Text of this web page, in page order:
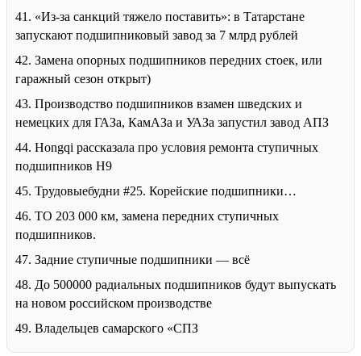
41. «Из-за санкций тяжело поставить»: в Татарстане
запускают подшипниковый завод за 7 млрд рублей
42. Замена опорных подшипников передних стоек, или
гаражный сезон открыт)
43. Производство подшипников взамен шведских и
немецких для ГАЗа, КамАЗа и УАЗа запустил завод АПЗ
44. Hongqi рассказала про условия ремонта ступичных
подшипников H9
45. Трудовыебудни #25. Корейские подшипники…
46. ТО 203 000 км, замена передних ступичных
подшипников.
47. Задние ступичные подшипники — всё
48. До 500000 радиальных подшипников будут выпускать
на новом российском производстве
49. Владельцев самарского «СПЗ